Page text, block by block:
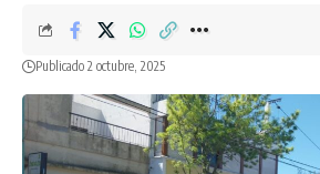
Publicado 2 octubre, 2025